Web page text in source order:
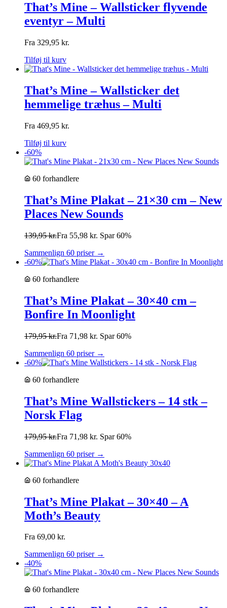
That’s Mine – Wallsticker flyvende
eventyr – Multi
Fra 329,95 kr.
Tilføj til kurv
That’s Mine – Wallsticker det
hemmelige træhus – Multi
Fra 469,95 kr.
Tilføj til kurv
-60%
60 forhandlere
That’s Mine Plakat – 21×30 cm – New
Places New Sounds
139,95kr.Fra 55,98 kr. Spar 60%
Sammenlign 60 priser →
-60%
60 forhandlere
That’s Mine Plakat – 30×40 cm –
Bonfire In Moonlight
179,95kr.Fra 71,98 kr. Spar 60%
Sammenlign 60 priser →
-60%
60 forhandlere
That’s Mine Wallstickers – 14 stk –
Norsk Flag
179,95kr.Fra 71,98 kr. Spar 60%
Sammenlign 60 priser →
60 forhandlere
That’s Mine Plakat – 30×40 – A
Moth’s Beauty
Fra 69,00 kr.
Sammenlign 60 priser →
-40%
60 forhandlere